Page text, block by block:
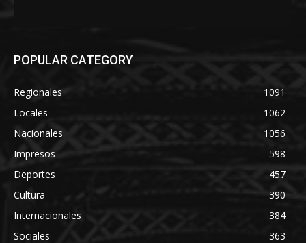
POPULAR CATEGORY
Regionales
1091
Locales
1062
Nacionales
1056
Impresos
598
Deportes
457
Cultura
390
Internacionales
384
Sociales
363